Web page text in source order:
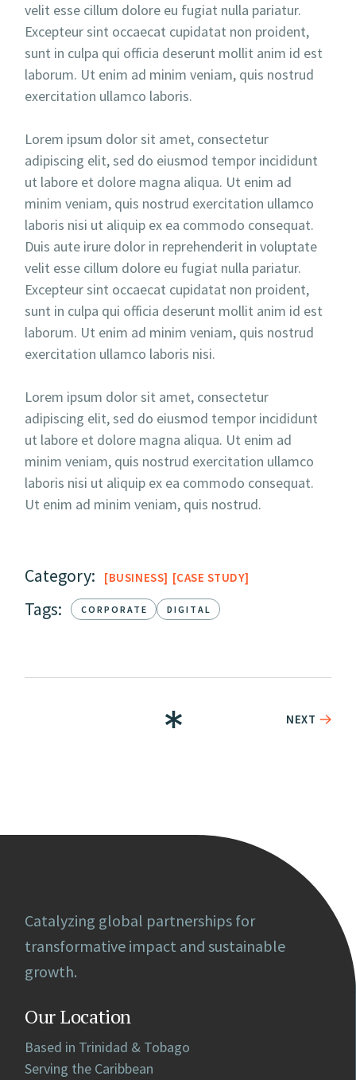
velit esse cillum dolore eu fugiat nulla pariatur.
Excepteur sint occaecat cupidatat non proident,
sunt in culpa qui officia deserunt mollit anim id est
laborum. Ut enim ad minim veniam, quis nostrud
exercitation ullamco laboris.
Lorem ipsum dolor sit amet, consectetur
adipiscing elit, sed do eiusmod tempor incididunt
ut labore et dolore magna aliqua. Ut enim ad
minim veniam, quis nostrud exercitation ullamco
laboris nisi ut aliquip ex ea commodo consequat.
Duis aute irure dolor in reprehenderit in voluptate
velit esse cillum dolore eu fugiat nulla pariatur.
Excepteur sint occaecat cupidatat non proident,
sunt in culpa qui officia deserunt mollit anim id est
laborum. Ut enim ad minim veniam, quis nostrud
exercitation ullamco laboris nisi.
Lorem ipsum dolor sit amet, consectetur
adipiscing elit, sed do eiusmod tempor incididunt
ut labore et dolore magna aliqua. Ut enim ad
minim veniam, quis nostrud exercitation ullamco
laboris nisi ut aliquip ex ea commodo consequat.
Ut enim ad minim veniam, quis nostrud.
Category: BUSINESS CASE STUDY
Tags: CORPORATE DIGITAL
NEXT
Catalyzing global partnerships for
transformative impact and sustainable
growth.
Our Location
Based in Trinidad & Tobago
Serving the Caribbean